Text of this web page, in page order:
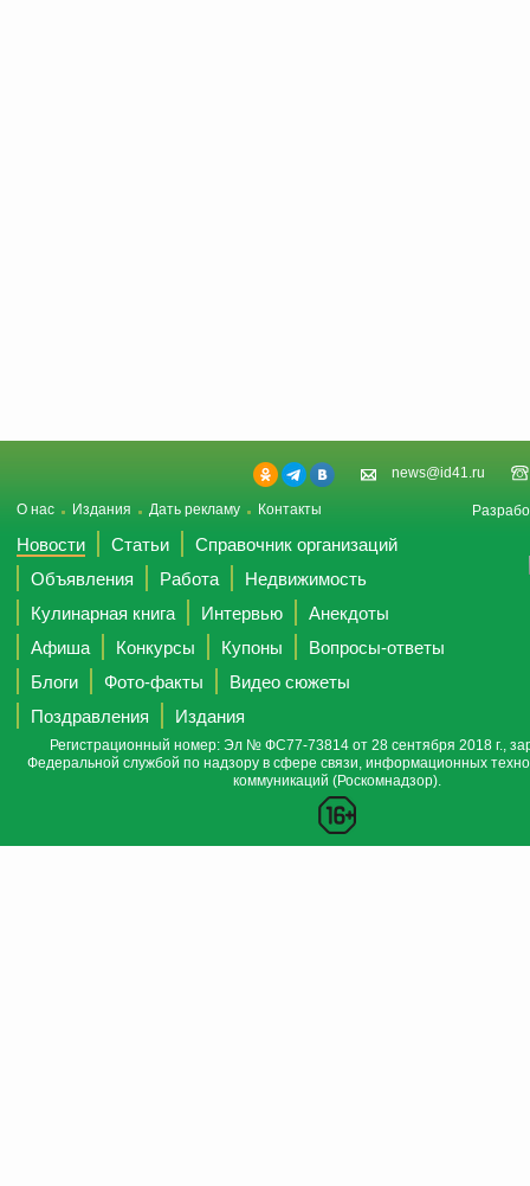
news@id41.ru
О нас Издания Дать рекламу Контакты
Новости Статьи
Справочник организаций
Объявления
Работа
Недвижимость
Кулинарная книга
Интервью
Анекдоты
Афиша
Конкурсы Купоны
Вопросы-ответы
Блоги
Фото-факты
Видео сюжеты
Поздравления
Издания
Регистрационный номер: Эл № ФС77-73814 от 28 сентября 2018 г.,
Федеральной службой по надзору в сфере связи, информационных
коммуникаций (Роскомнадзор).